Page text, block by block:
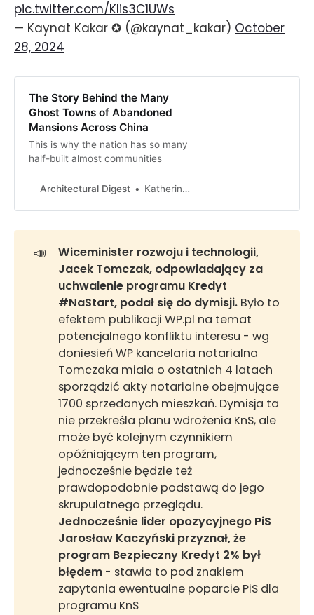
pic.twitter.com/Klis3C1UWs
— Kaynat Kakar ✪ (@kaynat_kakar) October
28, 2024
The Story Behind the Many
Ghost Towns of Abandoned
Mansions Across China
This is why the nation has so many
half-built almost communities
Architectural Digest Katherine McLaughlin
📣
Wiceminister rozwoju i technologii,
Jacek Tomczak, odpowiadający za
uchwalenie programu Kredyt
#NaStart, podał się do dymisji. Było to
efektem publikacji WP.pl na temat
potencjalnego konfliktu interesu - wg
doniesień WP kancelaria notarialna
Tomczaka miała o ostatnich 4 latach
sporządzić akty notarialne obejmujące
1700 sprzedanych mieszkań. Dymisja ta
nie przekreśla planu wdrożenia KnS, ale
może być kolejnym czynnikiem
opóźniającym ten program,
jednocześnie będzie też
prawdopodobnie podstawą do jego
skrupulatnego przeglądu.
Jednocześnie lider opozycyjnego PiS
Jarosław Kaczyński przyznał, że
program Bezpieczny Kredyt 2% był
błędem - stawia to pod znakiem
zapytania ewentualne poparcie PiS dla
programu KnS